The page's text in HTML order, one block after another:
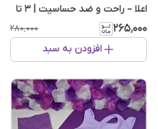
اعلا – راحت و ضد حساسیت | 3 تا
12 سال
۲۶۵٬۰۰۰ ۲۸۰٬۰۰۰
افزودن به سبد